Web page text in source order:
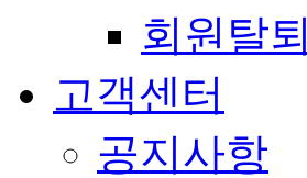
회원탈퇴
고객센터
공지사항